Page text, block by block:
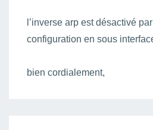
l’inverse arp est désactivé
configuration en sous
bien cordialement,